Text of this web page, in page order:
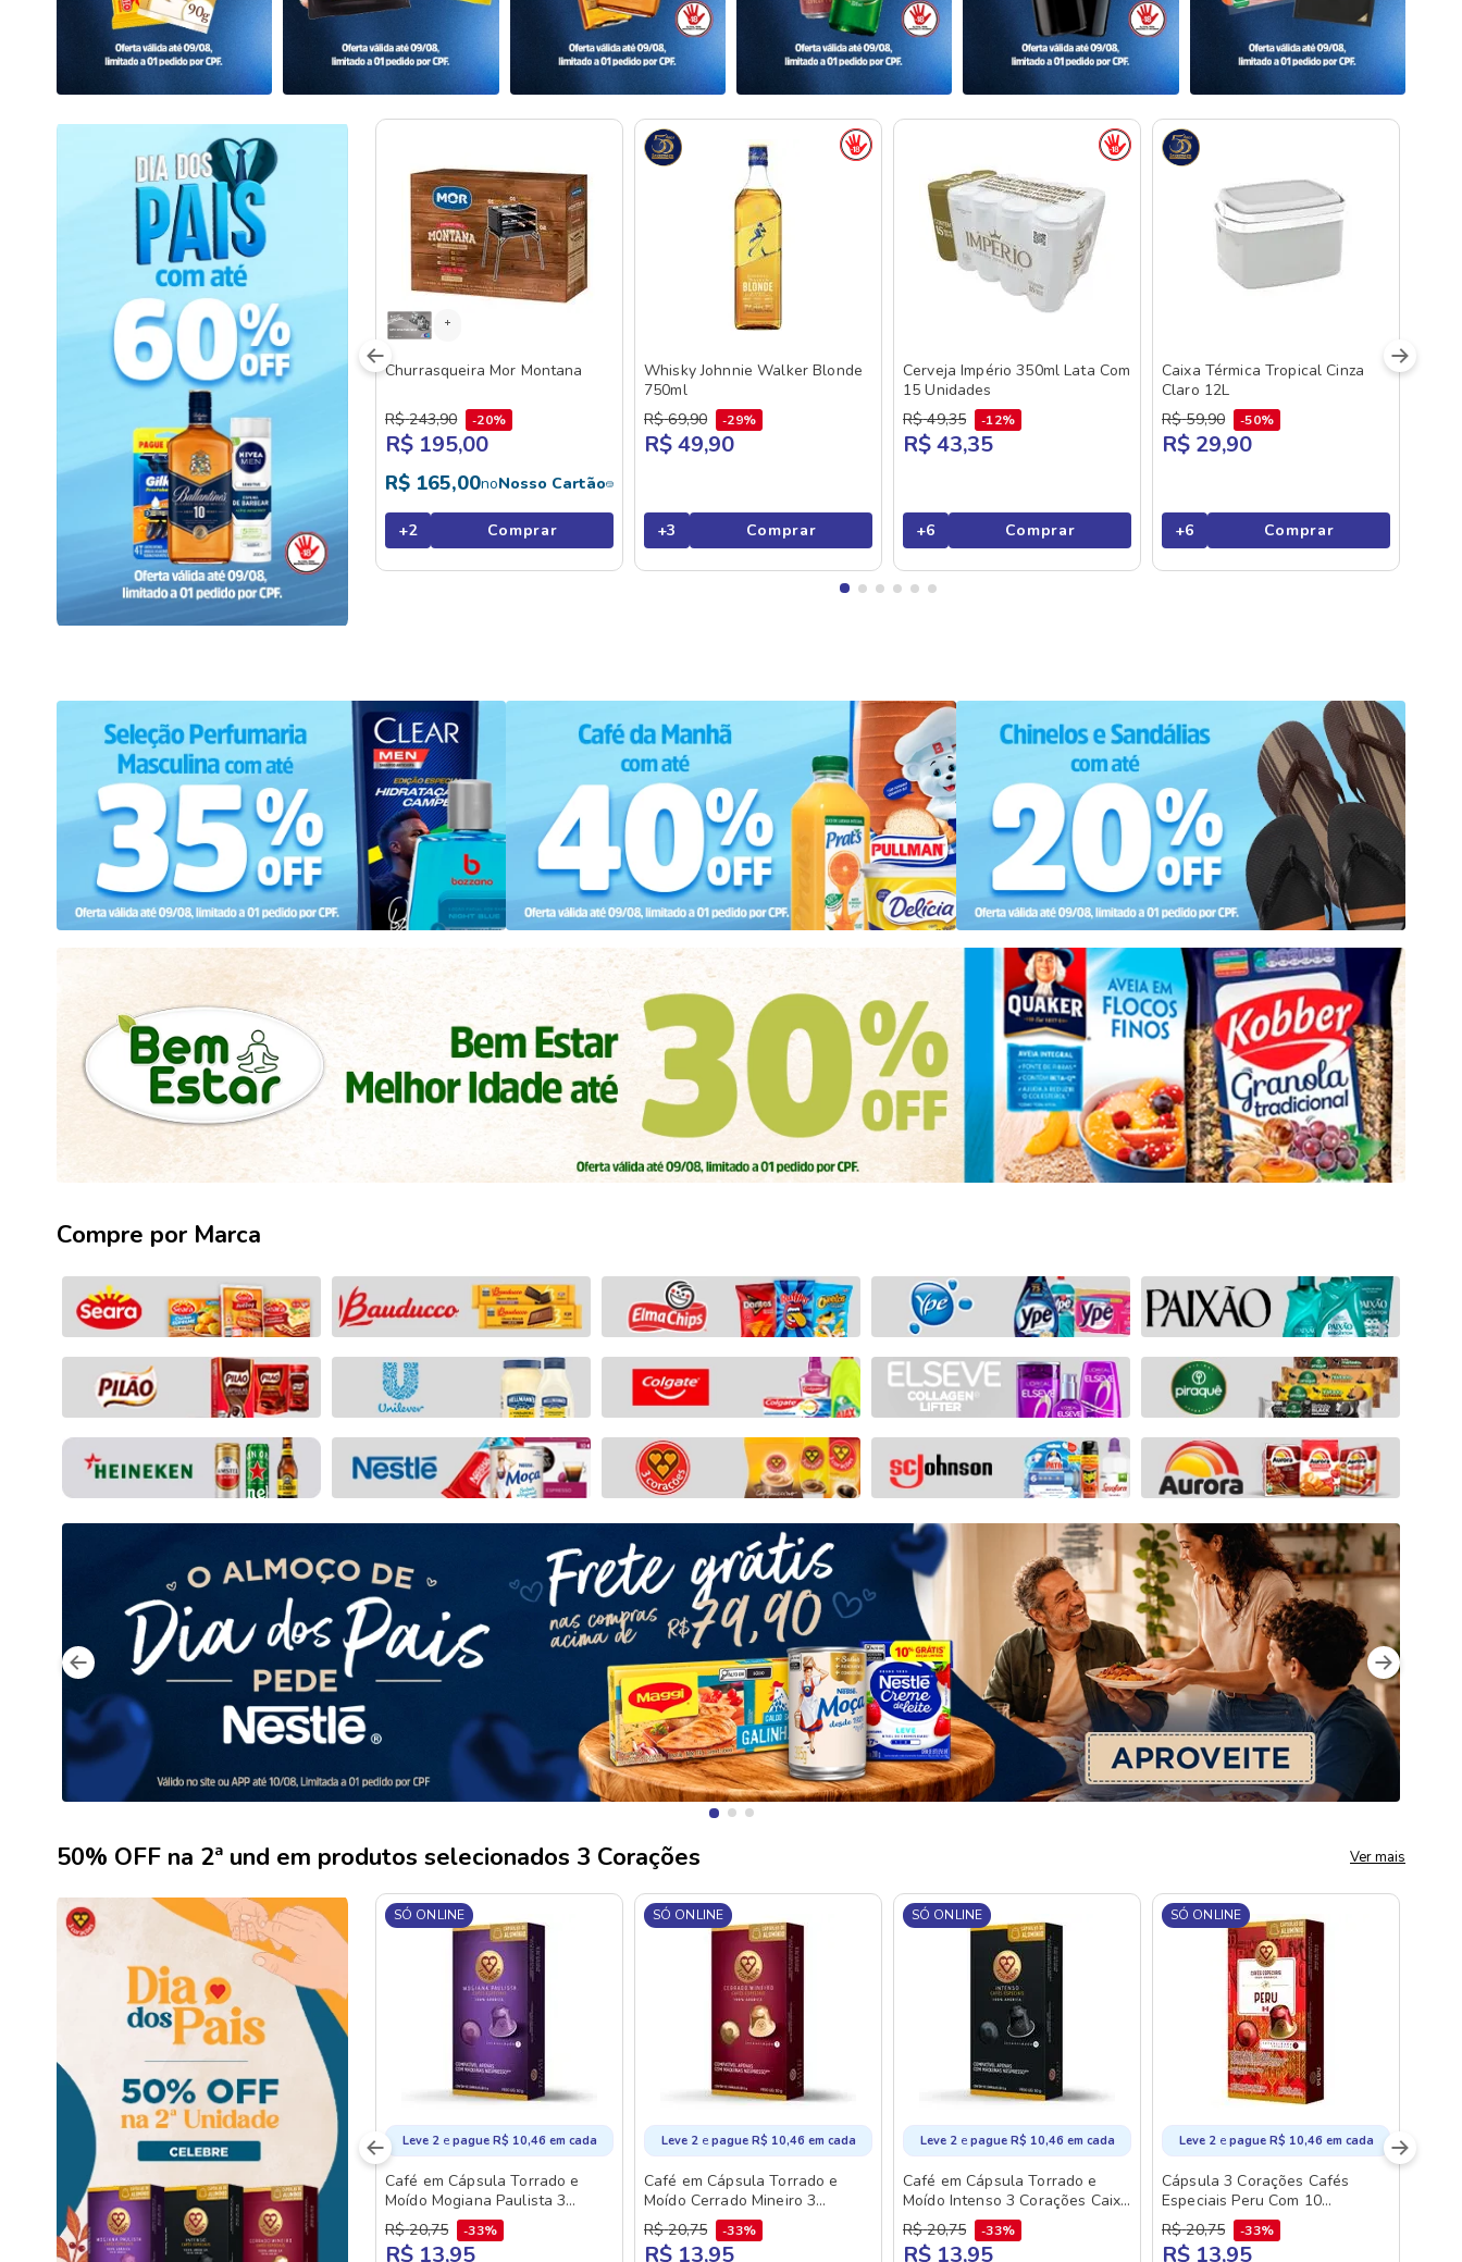
Churrasqueira Mor Montana
R$ 243,90 20%
R$ 195,00
R$ 165,00noNosso Cartão
+2 Comprar
Whisky Johnnie Walker Blonde
750ml
R$ 69,90 29%
R$ 49,90
+3 Comprar
Cerveja Império 350ml Lata Com
15 Unidades
R$ 49,35 12%
R$ 43,35
+6 Comprar
Caixa Térmica Tropical Cinza
Claro 12L
R$ 59,90 50%
R$ 29,90
+6 Comprar
Compre por Marca
50% OFF na 2ª und em produtos selecionados 3 Corações Ver mais
SÓ ONLINE
Leve 2 e pague R$ 10,46 em cada
Café em Cápsula Torrado e
Moído Mogiana Paulista 3
Corações Caixa 50g 10
Unidades
R$ 20,75 33%
R$ 13,95
SÓ ONLINE
Leve 2 e pague R$ 10,46 em cada
Café em Cápsula Torrado e
Moído Cerrado Mineiro 3
Corações Caixa 50g 10
Unidades
R$ 20,75 33%
R$ 13,95
SÓ ONLINE
Leve 2 e pague R$ 10,46 em cada
Café em Cápsula Torrado e
Moído Intenso 3 Corações Caixa
50g 10 Unidades
R$ 20,75 33%
R$ 13,95
SÓ ONLINE
Leve 2 e pague R$ 10,46 em cada
Cápsula 3 Corações Cafés
Especiais Peru Com 10
Unidades
R$ 20,75 33%
R$ 13,95